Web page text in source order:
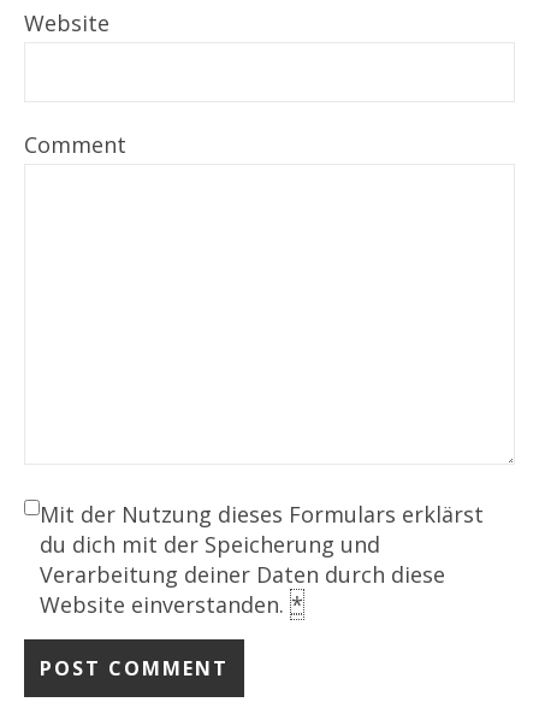
Website
Comment
Mit der Nutzung dieses Formulars erklärst
du dich mit der Speicherung und
Verarbeitung deiner Daten durch diese
Website einverstanden. *